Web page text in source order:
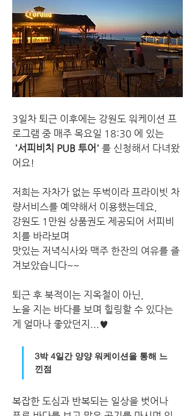
3일차 퇴근 이후에는 강원도 워케이션 프
로그램 중 매주 목요일 18:30 에 있는
'서피비치 PUB 투어' 를 신청해서 다녀왔
어요!
저희는 자차가 없는 뚜벅이라 프라이빗 차
량서비스를 예약해서 이용했는데요,
강원도 1만원 상품권도 제공되어 서피비
치를 바라보며
맛있는 저녁식사와 맥주 한잔의 여유를 즐
겨보았습니다~~
퇴근 후 북적이는 지옥철이 아닌,
노을 지는 바다를 보며 힐링할 수 있다는
게 얼마나 좋았던지...♥
3박 4일간 양양 워케이션을 통해 느
낀점
복잡한 도심과 반복되는 일상을 벗어나